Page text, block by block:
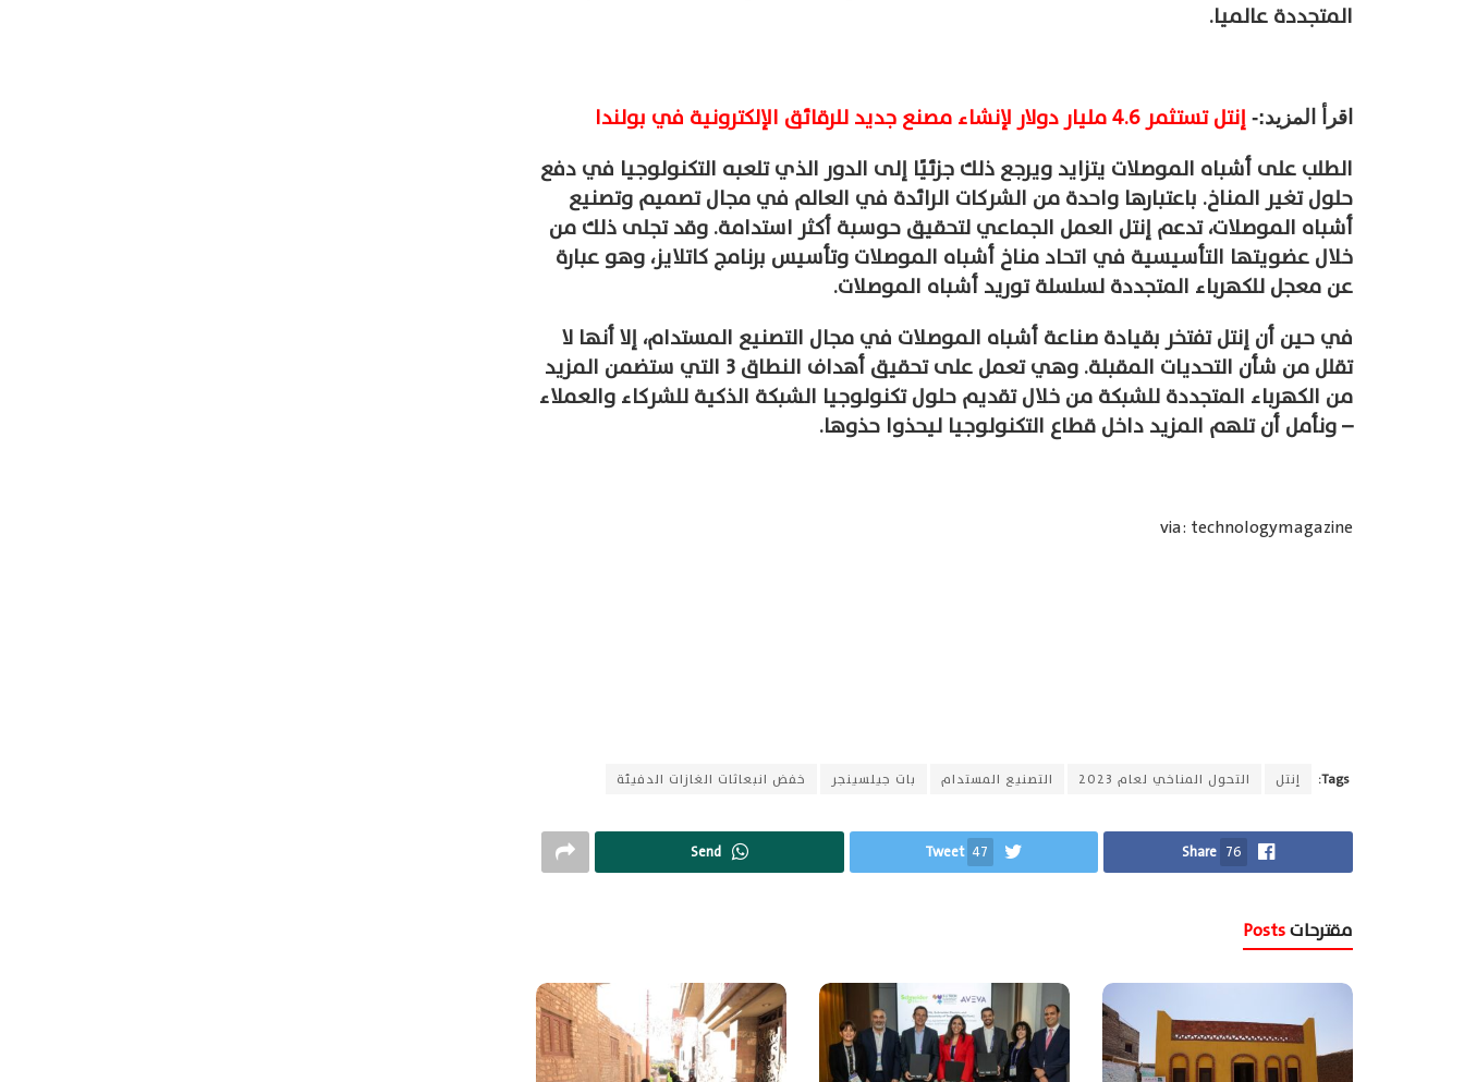
المتجددة عالميا.
اقرأ المزيد:- إنتل تستثمر 4.6 مليار دولار لإنشاء مصنع جديد للرقائق الإلكترونية في بولندا
الطلب على أشباه الموصلات يتزايد ويرجع ذلك جزئيًا إلى الدور الذي تلعبه التكنولوجيا في دفع
حلول تغير المناخ. باعتبارها واحدة من الشركات الرائدة في العالم في مجال تصميم وتصنيع
أشباه الموصلات، تدعم إنتل العمل الجماعي لتحقيق حوسبة أكثر استدامة. وقد تجلى ذلك من
خلال عضويتها التأسيسية في اتحاد مناخ أشباه الموصلات وتأسيس برنامج كاتلايز، وهو عبارة
عن معجل للكهرباء المتجددة لسلسلة توريد أشباه الموصلات.
في حين أن إنتل تفتخر بقيادة صناعة أشباه الموصلات في مجال التصنيع المستدام، إلا أنها لا
تقلل من شأن التحديات المقبلة. وهي تعمل على تحقيق أهداف النطاق 3 التي ستضمن المزيد
من الكهرباء المتجددة للشبكة من خلال تقديم حلول تكنولوجيا الشبكة الذكية للشركاء والعملاء
– ونأمل أن تلهم المزيد داخل قطاع التكنولوجيا ليحذوا حذوها.
via: technologymagazine
Tags: إنتل التحول المناخي لعام 2023 التصنيع المستدام بات جيلسينجر خفض انبعاثات الغازات الدفيئة
Share 76
Tweet 47
Send
مقترحات